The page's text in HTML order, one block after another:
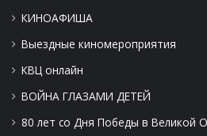
КИНОАФИША
Выездные киномероприятия
КВЦ онлайн
ВОЙНА ГЛАЗАМИ ДЕТЕЙ
80 лет со Дня Победы в Великой